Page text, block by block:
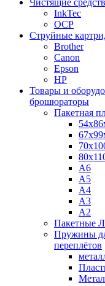
Чистящие
InkTec
OCP
Струйные
Brother
Canon
Epson
HP
Товары и
брошюраторы
Пакетная
A6
A5
A4
A3
A2
Пакетные
Пружины
переплётов